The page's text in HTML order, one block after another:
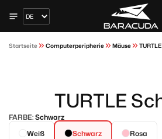
Startseite Computerperipherie Mäuse TURTLE
TURTLE
FARBE:Schwarz
Weiß
Schwarz Rosa